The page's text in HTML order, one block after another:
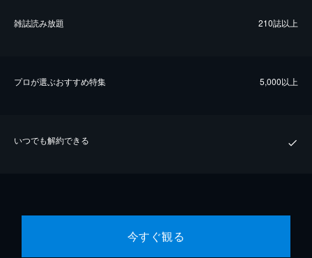
雑誌読み放題 210誌以上
プロが選ぶおすすめ特集 5,000以上
いつでも解約できる
今すぐ観る